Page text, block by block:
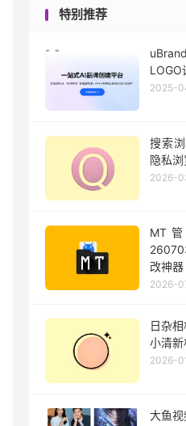
特别推荐
LOGO
2025-
搜索
隐私
2026-
MT
改神器
2026-
日杂
小清新
2026-
大鱼